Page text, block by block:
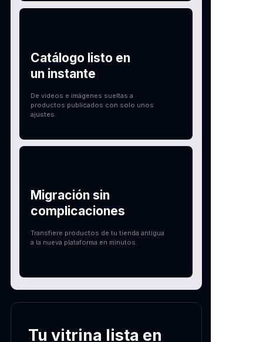
Migración sin
complicaciones
Transfiere productos de tu tienda antigua
a la nueva plataforma en minutos.
De videos e imágenes sueltas a
productos publicados con solo unos
ajustes.
Catálogo listo en
un instante
Tu vitrina lista en